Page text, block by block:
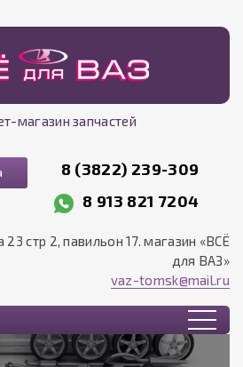
магазин запчастей
8 (3822) 239-309
8 913 821 7204
23 стр 2, павильон 17. магазин «ВСЁ
для ВАЗ»
vaz-tomsk@mail.ru